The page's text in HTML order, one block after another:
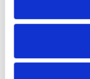
Dynamik und
schien, und den ich
Nachdem wir uns
nach seinem